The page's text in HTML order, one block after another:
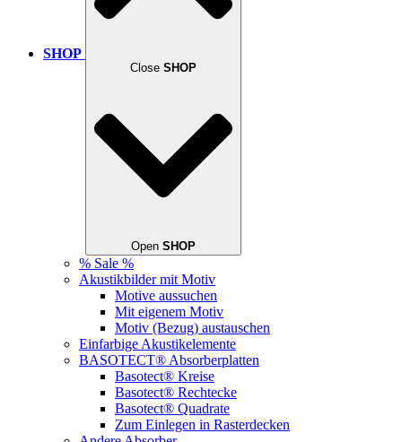
SHOP
Close SHOP
Open SHOP
% Sale %
Akustikbilder mit Motiv
Motive aussuchen
Mit eigenem Motiv
Motiv (Bezug) austauschen
Einfarbige Akustikelemente
BASOTECT® Absorberplatten
Basotect® Kreise
Basotect® Rechtecke
Basotect® Quadrate
Zum Einlegen in Rasterdecken